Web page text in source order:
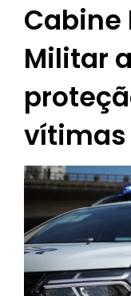
Cabine
Militar
vítimas